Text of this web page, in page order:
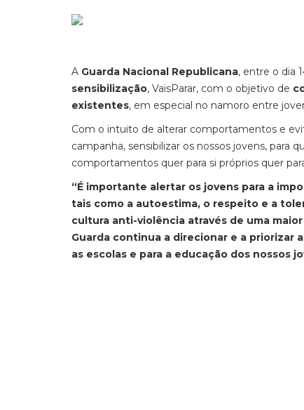
A Guarda Nacional Republicana, entre o dia
sensibilização, VaisParar, com o objetivo de
existentes, em especial no namoro entre
Com o intuito de alterar comportamentos e
campanha, sensibilizar os nossos jovens, para
comportamentos quer para si próprios quer
“É importante alertar os jovens para a
tais como a autoestima, o respeito e a
cultura anti-violência através de uma
Guarda continua a direcionar e a priorizar
as escolas e para a educação dos nossos